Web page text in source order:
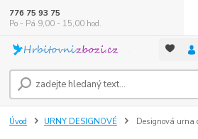
776 75 93 75
Po - Pá 9,00 - 15,00 hod.
Úvod URNY DESIGNOVÉ Designová urna